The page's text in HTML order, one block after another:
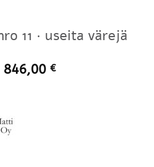
11 · useita värejä
846,00 €Hintaluokka: